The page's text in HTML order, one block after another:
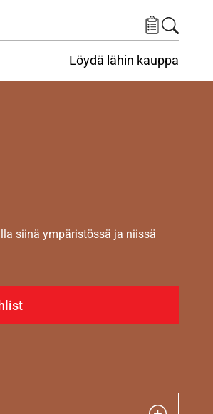
Löydä lähin kauppa
siinä ympäristössä ja niissä